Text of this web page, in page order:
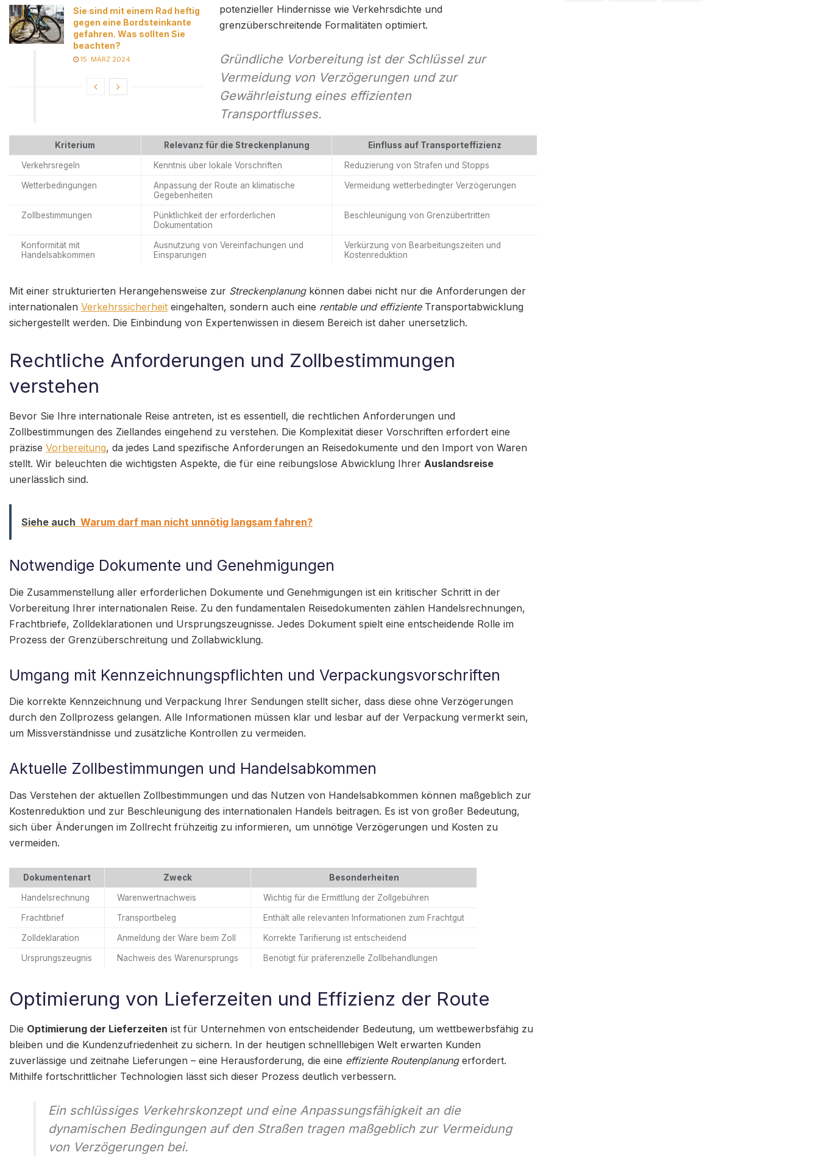
Sie sind mit einem Rad heftig
gegen eine Bordsteinkante
gefahren. Was sollten Sie
beachten?
15. MÄRZ 2024
potenzieller Hindernisse wie Verkehrsdichte und
grenzüberschreitende Formalitäten optimiert.
Gründliche Vorbereitung ist der Schlüssel zur
Vermeidung von Verzögerungen und zur
Gewährleistung eines effizienten
Transportflusses.
Kriterium Relevanz für die Streckenplanung Einfluss auf Transporteffizienz
Verkehrsregeln Kenntnis über lokale Vorschriften Reduzierung von Strafen und Stopps
Wetterbedingungen
Anpassung der Route an klimatische
Gegebenheiten
Vermeidung wetterbedingter Verzögerungen
Zollbestimmungen
Pünktlichkeit der erforderlichen
Dokumentation
Beschleunigung von Grenzübertritten
Konformität mit
Handelsabkommen
Ausnutzung von Vereinfachungen und
Einsparungen
Verkürzung von Bearbeitungszeiten und
Kostenreduktion
Mit einer strukturierten Herangehensweise zur Streckenplanungkönnen dabei nicht nur die Anforderungen der
internationalen Verkehrssicherheit eingehalten, sondern auch eine rentable und effizienteTransportabwicklung
sichergestellt werden. Die Einbindung von Expertenwissen in diesem Bereich ist daher unersetzlich.
Rechtliche Anforderungen und Zollbestimmungen
verstehen
Bevor Sie Ihre internationale Reise antreten, ist es essentiell, die rechtlichen Anforderungen und
Zollbestimmungen des Ziellandes eingehend zu verstehen. Die Komplexität dieser Vorschriften erfordert eine
präzise Vorbereitung, da jedes Land spezifische Anforderungen an Reisedokumente und den Import von Waren
stellt. Wir beleuchten die wichtigsten Aspekte, die für eine reibungslose Abwicklung Ihrer Auslandsreise
unerlässlich sind.
Siehe auch Warum darf man nicht unnötig langsam fahren?
Notwendige Dokumente und Genehmigungen
Die Zusammenstellung aller erforderlichen Dokumente und Genehmigungen ist ein kritischer Schritt in der
Vorbereitung Ihrer internationalen Reise. Zu den fundamentalen Reisedokumenten zählen Handelsrechnungen,
Frachtbriefe, Zolldeklarationen und Ursprungszeugnisse. Jedes Dokument spielt eine entscheidende Rolle im
Prozess der Grenzüberschreitung und Zollabwicklung.
Umgang mit Kennzeichnungspflichten und Verpackungsvorschriften
Die korrekte Kennzeichnung und Verpackung Ihrer Sendungen stellt sicher, dass diese ohne Verzögerungen
durch den Zollprozess gelangen. Alle Informationen müssen klar und lesbar auf der Verpackung vermerkt sein,
um Missverständnisse und zusätzliche Kontrollen zu vermeiden.
Aktuelle Zollbestimmungen und Handelsabkommen
Das Verstehen der aktuellen Zollbestimmungen und das Nutzen von Handelsabkommen können maßgeblich zur
Kostenreduktion und zur Beschleunigung des internationalen Handels beitragen. Es ist von großer Bedeutung,
sich über Änderungen im Zollrecht frühzeitig zu informieren, um unnötige Verzögerungen und Kosten zu
vermeiden.
Dokumentenart Zweck Besonderheiten
Handelsrechnung Warenwertnachweis Wichtig für die Ermittlung der Zollgebühren
Frachtbrief Transportbeleg Enthält alle relevanten Informationen zum Frachtgut
Zolldeklaration Anmeldung der Ware beim Zoll Korrekte Tarifierung ist entscheidend
Ursprungszeugnis Nachweis des Warenursprungs Benötigt für präferenzielle Zollbehandlungen
Optimierung von Lieferzeiten und Effizienz der Route
Die Optimierung der Lieferzeiten ist für Unternehmen von entscheidender Bedeutung, um wettbewerbsfähig zu
bleiben und die Kundenzufriedenheit zu sichern. In der heutigen schnelllebigen Welt erwarten Kunden
zuverlässige und zeitnahe Lieferungen – eine Herausforderung, die eine effiziente Routenplanungerfordert.
Mithilfe fortschrittlicher Technologien lässt sich dieser Prozess deutlich verbessern.
Ein schlüssiges Verkehrskonzept und eine Anpassungsfähigkeit an die
dynamischen Bedingungen auf den Straßen tragen maßgeblich zur Vermeidung
von Verzögerungen bei.